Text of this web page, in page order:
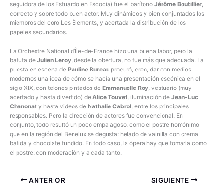
seguidora de los Estuardo en Escocia) fue el barítono Jérôme Boutillier,
correcto y sobre todo buen actor. Muy dinámicos y bien conjuntados los
miembros del coro Les Élements, y acertada la distribución de los
papeles secundarios.
La Orchestre National d’Île-de-France hizo una buena labor, pero la
batuta de Julien Leroy , desde la obertura, no fue más que adecuada. La
puesta en escena de Pauline Bureau procuró, creo, dar con medios
modernos una idea de cómo se hacía una presentación escénica en el
siglo XIX, con telones pintados de Emmanuelle Roy , vestuario (muy
acertado y hasta divertido) de Alice Touvet , iluminación de Jean-Luc
Chanonat y hasta videos de Nathalie Cabrol , entre los principales
responsables. Pero la dirección de actores fue convencional. En
conjunto, todo resultó un poco empalagoso, como el postre homónimo
que en la región del Benelux se degusta: helado de vainilla con crema
batida y chocolate fundido. En todo caso, la ópera hay que tomarla como
el postre: con moderación y a cada tanto.
ANTERIOR SIGUIENTE